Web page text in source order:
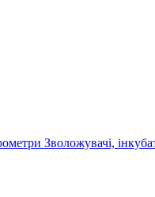
Зволожувачі,